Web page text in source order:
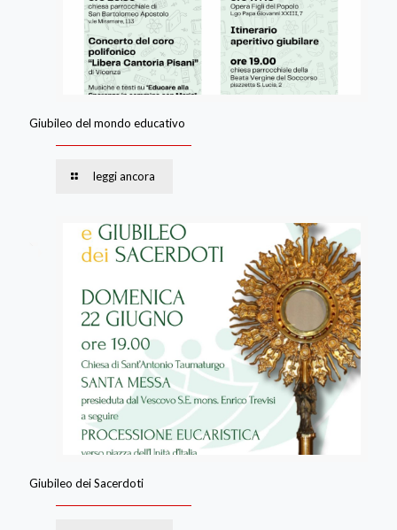
Giubileo del mondo educativo
leggi ancora
Giubileo dei Sacerdoti